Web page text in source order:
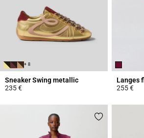
+ 8
Sneaker Swing metallic
235 €
255 €